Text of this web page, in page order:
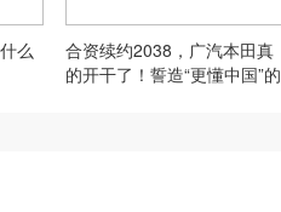
么
合资续约2038，广汽本田真
的开干了！誓造“更懂中国”的